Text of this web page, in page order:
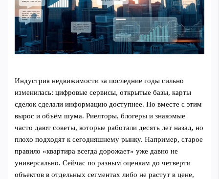
Индустрия недвижимости за последние годы сильно
изменилась: цифровые сервисы, открытые базы, карты
сделок сделали информацию доступнее. Но вместе с этим
вырос и объём шума. Риелторы, блогеры и знакомые
часто дают советы, которые работали десять лет назад, но
плохо подходят к сегодняшнему рынку. Например, старое
правило «квартира всегда дорожает» уже давно не
универсально. Сейчас по разным оценкам до четверти
объектов в отдельных сегментах либо не растут в цене,